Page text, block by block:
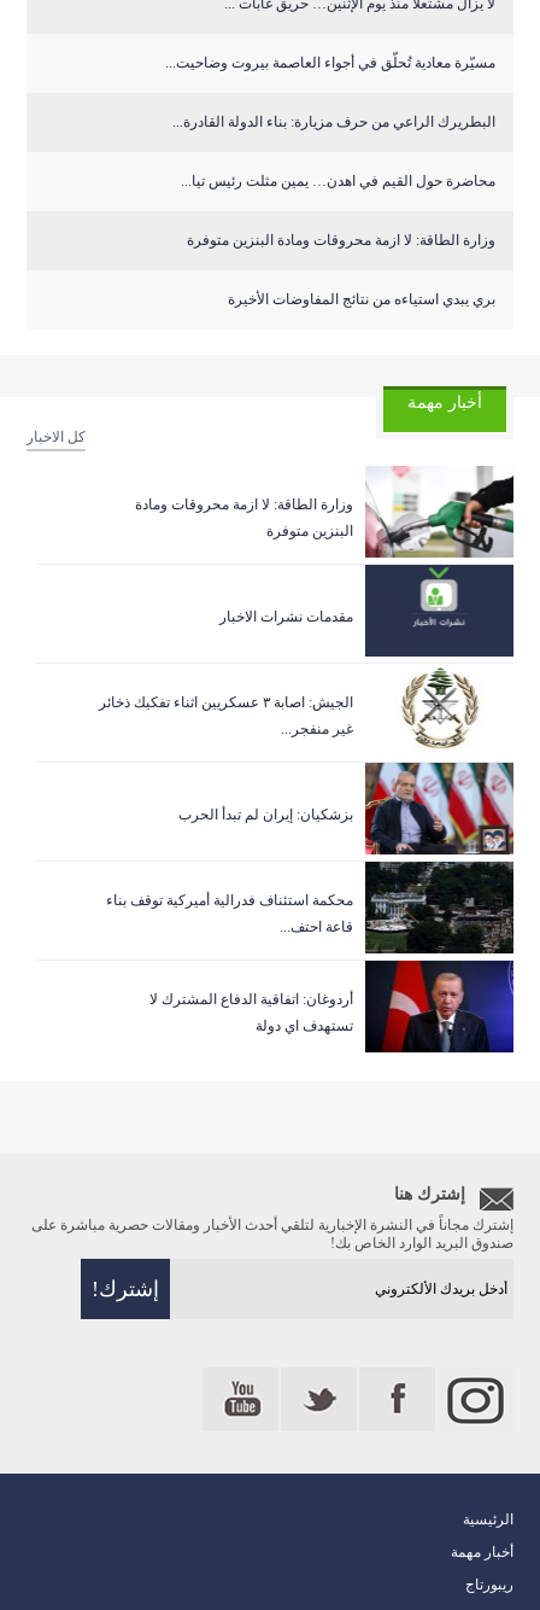
لا يزال مشتعلًا منذ يوم الإثنين… حريق غابات ...
مسيّرة معادية تُحلّق في أجواء العاصمة بيروت وضاحيت...
البطريرك الراعي من حرف مزيارة: بناء الدولة القادرة...
محاضرة حول القيم في اهدن… يمين مثلت رئيس تيا...
وزارة الطاقة: لا ازمة محروقات ومادة البنزين متوفرة
بري يبدي استياءه من نتائج المفاوضات الأخيرة
أخبار مهمة
كل الاخبار
وزارة الطاقة: لا ازمة محروقات ومادة
البنزين متوفرة
مقدمات نشرات الاخبار
الجيش: اصابة ٣ عسكريين اثناء تفكيك ذخائر
غير منفجر...
بزشكيان: إيران لم تبدأ الحرب
‏محكمة استئناف فدرالية أميركية توقف بناء
قاعة احتف...
أردوغان: اتفاقية الدفاع المشترك لا
تستهدف اي دولة
إشترك هنا
إشترك مجاناً في النشرة الإخبارية لتلقي أحدث الأخبار ومقالات حصرية مباشرة على
صندوق البريد الوارد الخاص بك!
الرئيسية
أخبار مهمة
ريبورتاج